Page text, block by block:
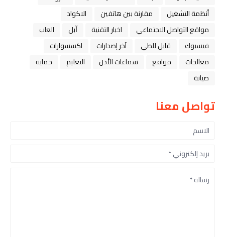
أنظمة التشغيل
مقارنة بين هاتفين
الاكواد
مواقع التواصل الاجتماعي
اخبار التقنية ﺁﺑﻞ
العاب
فيسبوك
قابل للطي آخر إصدارات
اكسسوارات
معالجات
مواقع سماعات الأذن التعليم
حماية
صيانة
تواصل معنا